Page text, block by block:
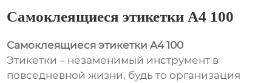
Самоклеящиеся этикетки A4 100
Самоклеящиеся этикетки A4 100
Этикетки – незаменимый инструмент в
повседневной жизни, будь то организация